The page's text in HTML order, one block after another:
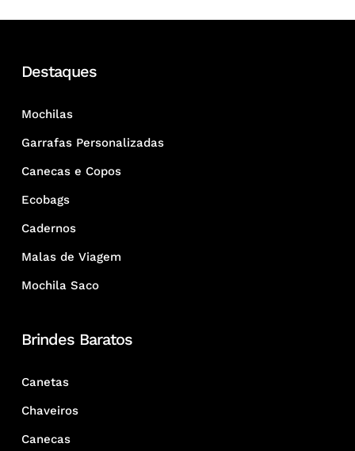
Destaques
Mochilas
Garrafas Personalizadas
Canecas e Copos
Ecobags
Cadernos
Malas de Viagem
Mochila Saco
Brindes Baratos
Canetas
Chaveiros
Canecas